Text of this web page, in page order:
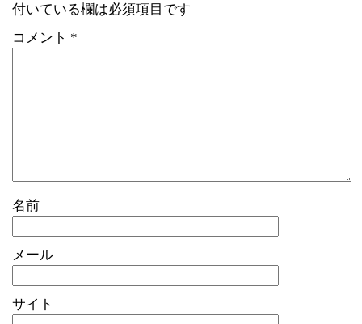
付いている欄は必須項目です
コメント *
名前
メール
サイト